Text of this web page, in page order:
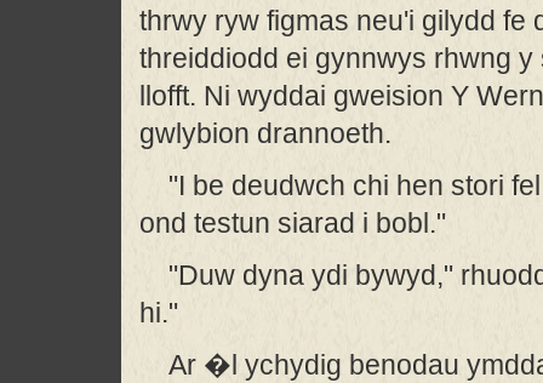
thrwy ryw figmas neu'i gilydd fe
threiddiodd ei gynnwys rhwng
llofft. Ni wyddai gweision Y
gwlybion drannoeth.
"I be deudwch chi hen stori
ond testun siarad i bobl."
"Duw dyna ydi bywyd,"
hi."
Ar �l ychydig benodau